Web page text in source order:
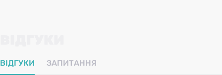
ВІДГУКИ ЗАПИТАННЯ